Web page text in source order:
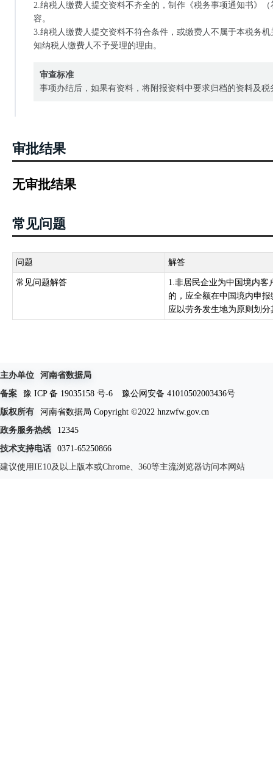
2.纳税人缴费人提交资料不齐全的，制作《税务事项通知书》
容。
3.纳税人缴费人提交资料不符合条件，或缴费人不属于本税务
知纳税人缴费人不予受理的理由。
审查标准
事项办结后，如果有资料，将附报资料中要求归档的资料及
审批结果
无审批结果
常见问题
问题 解答
常见问题解答
1.非居民企业为中国境内
的，应全额在中国境内申
应以劳务发生地为原则划
主办单位
河南省数据局
备案
豫 ICP 备 19035158 号-6
豫公网安备 41010502003436号
版权所有
河南省数据局 Copyright ©2022 hnzwfw.gov.cn
政务服务热线
12345
技术支持电话
0371-65250866
建议使用IE10及以上版本或Chrome、360等主流浏览器访问本网站